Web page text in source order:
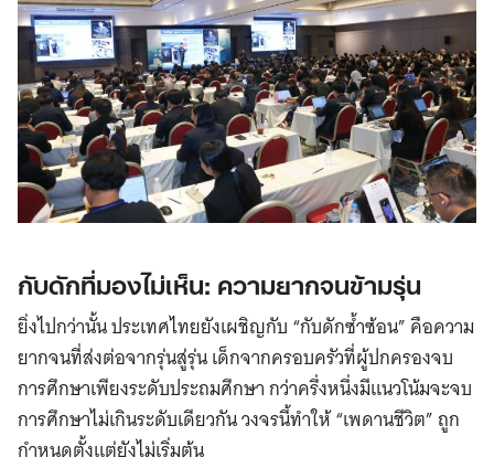
กับดักที่มองไม่เห็น: ความยากจนข้ามรุ่น
ยิ่งไปกว่านั้น ประเทศไทยยังเผชิญกับ “กับดักซ้ำซ้อน” คือความ
ยากจนที่ส่งต่อจากรุ่นสู่รุ่น เด็กจากครอบครัวที่ผู้ปกครองจบ
การศึกษาเพียงระดับประถมศึกษา กว่าครึ่งหนึ่งมีแนวโน้มจะจบ
การศึกษาไม่เกินระดับเดียวกัน วงจรนี้ทำให้ “เพดานชีวิต” ถูก
กำหนดตั้งแต่ยังไม่เริ่มต้น